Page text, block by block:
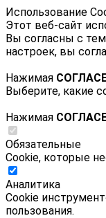
Использование
Этот веб-сайт
Вы согласны с
настроек, вы
Нажимая
Выберите, какие
Нажимая
Обязательные
Cookie, которые
Аналитика
Cookie
пользования.